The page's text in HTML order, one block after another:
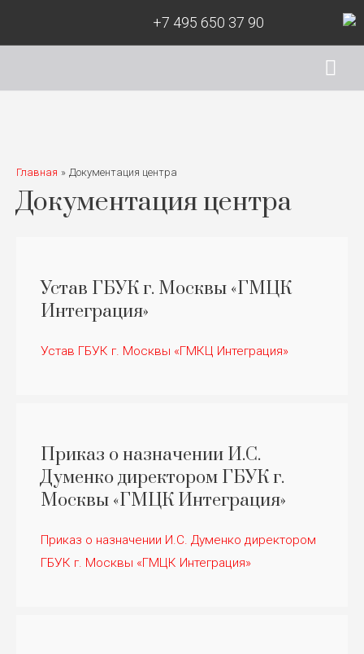
+7 495 650 37 90
Главная Документация центра
Документация центра
Устав ГБУК г. Москвы «ГМЦК
Интеграция»
Устав ГБУК г. Москвы «ГМКЦ Интеграция»
Приказ о назначении И.С.
Думенко директором ГБУК г.
Москвы «ГМЦК Интеграция»
Приказ о назначении И.С. Думенко директором
ГБУК г. Москвы «ГМЦК Интеграция»